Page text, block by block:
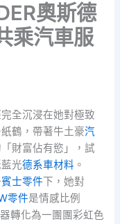
奧斯德
乘汽車服
全沉浸在她對極致
鶴，帶著牛土豪汽
財富佔有慾」，試
光德系車材料 。
賓士零件下，她對
零件是情感比例
轉化為一團團彩虹色